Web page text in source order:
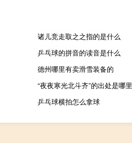
诸儿竞走取之之指的是什么
乒乓球的拼音的读音是什么
德州哪里有卖滑雪装备的
“夜夜寒光北斗齐”的出处是哪里
乒乓球横拍怎么拿球